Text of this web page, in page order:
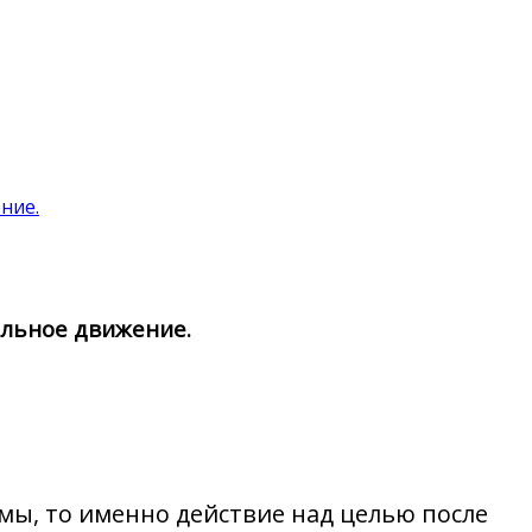
движение.
то именно действие над целью после